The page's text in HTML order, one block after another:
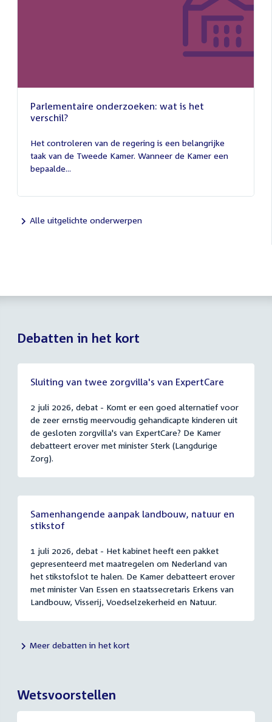
Parlementaire onderzoeken: wat is het
verschil?
juli
2026
Het controleren van de regering is een belangrijke
taak van de Tweede Kamer. Wanneer de Kamer een
bepaalde...
Alle uitgelichte onderwerpen
Debatten in het kort
Sluiting van twee zorgvilla's van ExpertCare
2 juli 2026, debat - Komt er een goed alternatief voor
de zeer ernstig meervoudig gehandicapte kinderen uit
de gesloten zorgvilla's van ExpertCare? De Kamer
debatteert erover met minister Sterk (Langdurige
Zorg).
Samenhangende aanpak landbouw, natuur en
stikstof
1 juli 2026, debat - Het kabinet heeft een pakket
gepresenteerd met maatregelen om Nederland van
het stikstofslot te halen. De Kamer debatteert erover
met minister Van Essen en staatssecretaris Erkens van
Landbouw, Visserij, Voedselzekerheid en Natuur.
Meer debatten in het kort
Wetsvoorstellen